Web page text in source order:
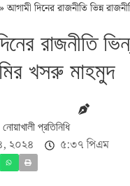
»আগামী দিনের রাজনীতি ভিন্ন
রাজনীতি
খসরু মাহমুদ
প্রতিনিধি
২০২৪ ৫:৩৭ পিএম